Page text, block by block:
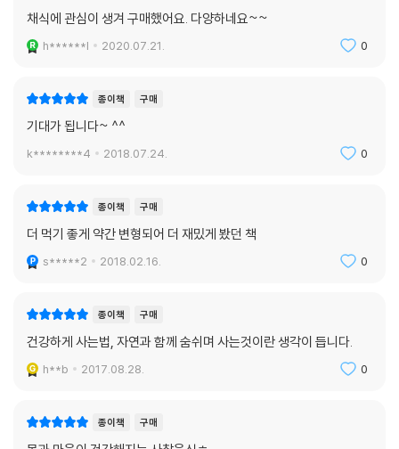
채식에 관심이 생겨 구매했어요. 다양하네요~~
h******l 2020.07.21. 0
종이책 구매
기대가 됩니다~ ^^
k********4 2018.07.24. 0
종이책 구매
더 먹기 좋게 약간 변형되어 더 재밌게 봤던 책
s*****2 2018.02.16. 0
종이책 구매
건강하게 사는법, 자연과 함께 숨쉬며 사는것이란 생각이 듭니다.
h**b 2017.08.28. 0
종이책 구매